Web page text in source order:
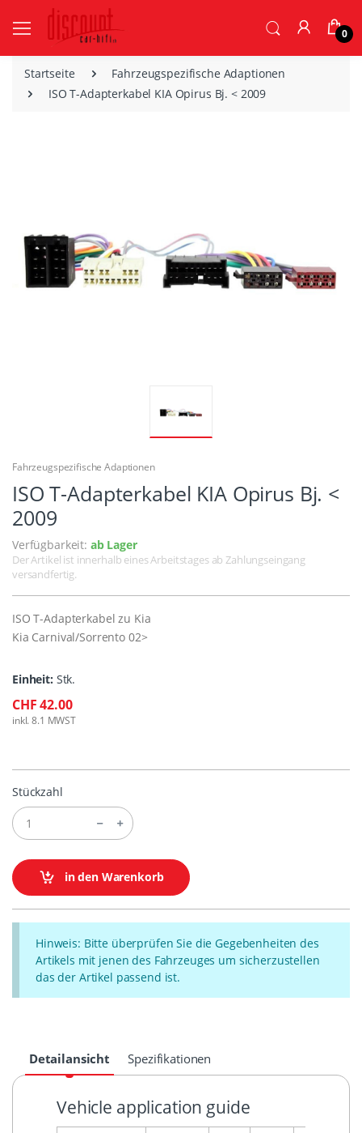
0
Startseite
Fahrzeugspezifische Adaptionen
ISO T-Adapterkabel KIA Opirus Bj. < 2009
Fahrzeugspezifische Adaptionen
ISO T-Adapterkabel KIA Opirus Bj. <
2009
Verfügbarkeit: ab Lager
Der Artikel ist innerhalb eines Arbeitstages ab Zahlungseingang
versandfertig.
ISO T-Adapterkabel zu Kia
Kia Carnival/Sorrento 02>
Einheit: Stk.
CHF 42.00
inkl. 8.1 MWST
Stückzahl
in den Warenkorb
Hinweis: Bitte überprüfen Sie die Gegebenheiten des
Artikels mit jenen des Fahrzeuges um sicherzustellen
das der Artikel passend ist.
Detailansicht Spezifikationen
Vehicle application guide